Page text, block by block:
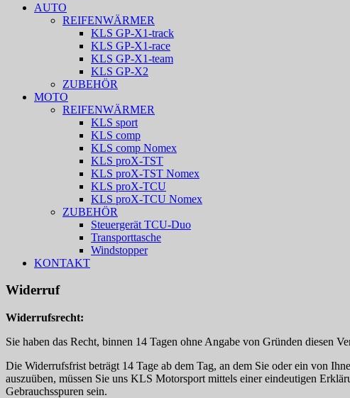
AUTO
REIFENWÄRMER
KLS GP-X1-track
KLS GP-X1-race
KLS GP-X1-team
KLS GP-X2
ZUBEHÖR
MOTO
REIFENWÄRMER
KLS sport
KLS comp
KLS comp Nomex
KLS proX-TST
KLS proX-TST Nomex
KLS proX-TCU
KLS proX-TCU Nomex
ZUBEHÖR
Steuergerät TCU-Duo
Transporttasche
Windstopper
KONTAKT
Widerruf
Widerrufsrecht:
Sie haben das Recht, binnen 14 Tagen ohne Angabe von Gründen diesen
Die Widerrufsfrist beträgt 14 Tage ab dem Tag, an dem Sie oder ein von
auszuüben, müssen Sie uns KLS Motorsport mittels einer eindeutigen
Gebrauchsspuren sein.